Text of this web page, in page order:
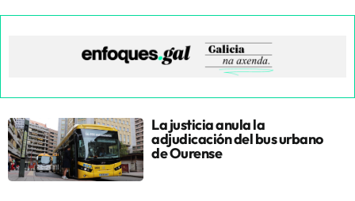
La justicia anula la
adjudicación del bus urbano
de Ourense